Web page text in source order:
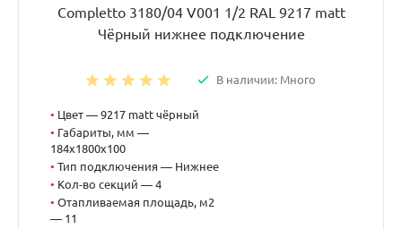
Completto 3180/04 V001 1/2 RAL 9217 matt
Чёрный нижнее подключение
В наличии: Много
• Цвет — 9217 matt чёрный
• Габариты, мм —
184x1800x100
• Тип подключения — Нижнее
• Кол-во секций — 4
• Отапливаемая площадь, м2
— 11